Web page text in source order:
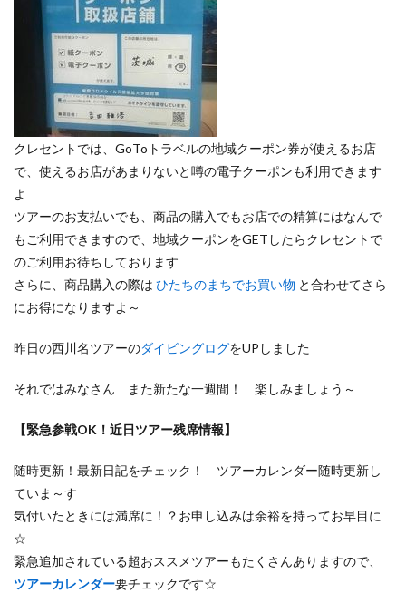
クレセントでは、GoToトラベルの地域クーポン券が使えるお店
で、使えるお店があまりないと噂の電子クーポンも利用できます
よ
ツアーのお支払いでも、商品の購入でもお店での精算にはなんで
もご利用できますので、地域クーポンをGETしたらクレセントで
のご利用お待ちしております
さらに、商品購入の際は ひたちのまちでお買い物 と合わせてさら
にお得になりますよ～
昨日の西川名ツアーのダイビングログをUPしました
それではみなさん また新たな一週間！ 楽しみましょう～
【緊急参戦OK！近日ツアー残席情報】
随時更新！最新日記をチェック！ ツアーカレンダー随時更新し
ていま～す
気付いたときには満席に！？お申し込みは余裕を持ってお早目に
☆
緊急追加されている超おススメツアーもたくさんありますので、
ツアーカレンダー要チェックです☆